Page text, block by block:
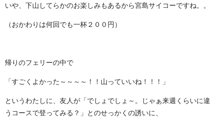
いや、下山してらかのお楽しみもあるから宮島サイコーですね。。
（おかわりは何回でも一杯２００円）
帰りのフェリーの中で
「すごくよかった～～～～！！山っていいね！！！」
というわたしに、友人が「でしょでしょ～。じゃぁ来週くらいに違
うコースで登ってみる？」とのせっかくの誘いに、